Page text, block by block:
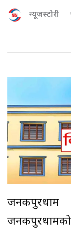
न्यूजस्टोरी
जनकपुरधामको